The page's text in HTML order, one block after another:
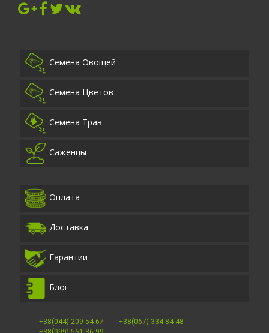
Семена Овощей
Семена Цветов
Семена Трав
Саженцы
Оплата
Доставка
Гарантии
Блог
+38(044) 209-54-67
+38(067) 334-84-48